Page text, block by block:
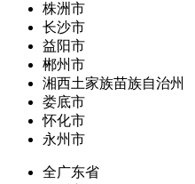
株洲市
长沙市
益阳市
郴州市
湘西土家族苗族自治州
娄底市
怀化市
永州市
全广东省